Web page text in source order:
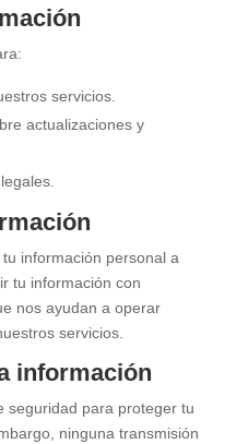
servicios.
actualizaciones y
información personal a
tu información con
nos ayudan a operar
servicios.
información
seguridad para proteger tu
ninguna transmisión